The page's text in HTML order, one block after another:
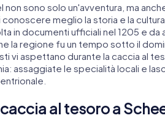
sono solo un'avventura, ma
meglio la storia e la
in documenti ufficiali nel 1205 e da
la regione fu un tempo sotto il
vi aspettano durante la caccia al
assaggiate le specialità locali e
al tesoro a